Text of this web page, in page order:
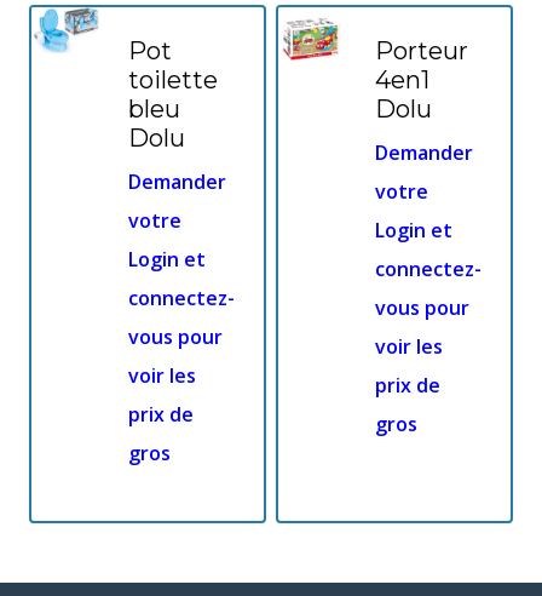
Pot
toilette
bleu
Dolu
Demander
votre
Login et
connectez-
vous pour
voir les
prix de
gros
Porteur
4en1
Dolu
Demander
votre
Login et
connectez-
vous pour
voir les
prix de
gros